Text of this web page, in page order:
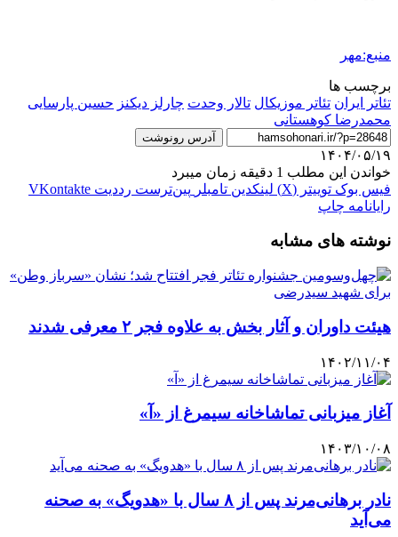
منبع:مهر
برچسب ها
تئاتر ایران تئاتر موزیکال تالار وحدت چارلز دیکنز حسین پارسایی
محمدرضا کوهستانی
آدرس رونوشت
۱۴۰۴/۰۵/۱۹
خواندن این مطلب 1 دقیقه زمان میبرد
فیس بوک توییتر (X) لینکدین ‫تامبلر ‫پین‌ترست ‫رددیت ‫VKontakte
رایانامه چاپ
نوشته های مشابه
هیئت داوران و آثار بخش به علاوه فجر ۲ معرفی شدند
۱۴۰۲/۱۱/۰۴
آغاز میزبانی تماشاخانه سیمرغ از «آ»
۱۴۰۳/۱۰/۰۸
نادر برهانی‌مرند پس از ۸ سال با «هدویگ» به صحنه
می‌آید